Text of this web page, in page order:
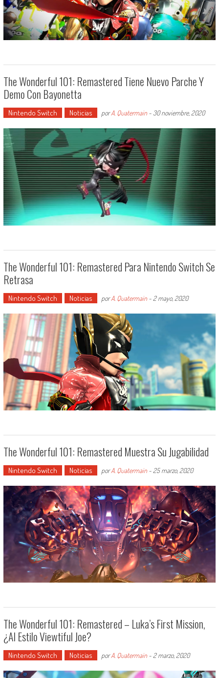
The Wonderful 101: Remastered Tiene Nuevo Parche Y
Demo Con Bayonetta
Nintendo Switch Noticias porA. Quatermain- 30 noviembre, 2020
The Wonderful 101: Remastered Para Nintendo Switch Se
Retrasa
Nintendo Switch Noticias porA. Quatermain- 2 mayo, 2020
The Wonderful 101: Remastered Muestra Su Jugabilidad
Nintendo Switch Noticias porA. Quatermain- 25 marzo, 2020
The Wonderful 101: Remastered – Luka’s First Mission,
¿al Estilo Viewtiful Joe?
Nintendo Switch Noticias porA. Quatermain- 2 marzo, 2020